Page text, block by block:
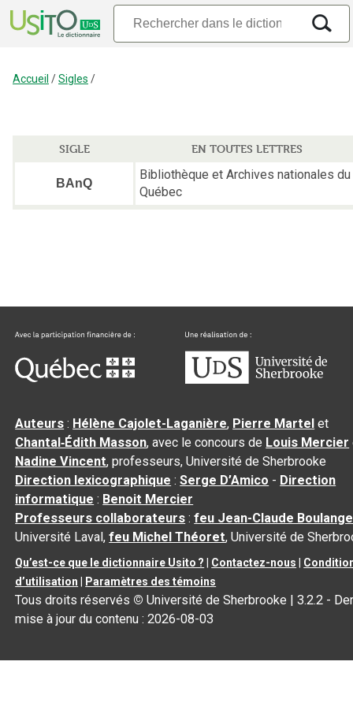
Accueil /Sigles /
SIGLE EN TOUTES LETTRES
BAnQ
Bibliothèque et Archives nationales du
Québec
Auteurs : Hélène Cajolet-Laganière, Pierre Martel et
Chantal‑Édith Masson, avec le concours de Louis Mercier
Nadine Vincent, professeurs, Université de Sherbrooke
Direction lexicographique :Serge D’Amico - Direction
informatique : Benoit Mercier
Professeurs collaborateurs :feu Jean-Claude
Université Laval,feu Michel Théoret, Université de
Qu’est-ce que le dictionnaire Usito ? Contactez-nous
d’utilisation
Paramètres des témoins
Tous droits réservés © Université de Sherbrooke |3.2.2 -
mise à jour du contenu :2026-08-03